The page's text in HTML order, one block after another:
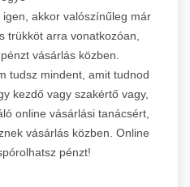
akkor valószínűleg már
trükköt arra vonatkozóan,
vásárlás közben.
tudsz mindent, amit tudnod
kezdő vagy szakértő vagy,
online vásárlási tanácsért,
vásárlás közben. Online
pénzt!